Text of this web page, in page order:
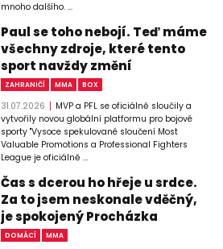
mnoho dalšího. ...
Paul se toho nebojí. Teď máme
všechny zdroje, které tento
sport navždy změní
ZAHRANIČÍ MMA BOX
31.07.2026
MVP a PFL se oficiálně sloučily a
vytvořily novou globální platformu pro bojové
sporty "Vysoce spekulované sloučení Most
Valuable Promotions a Professional Fighters
League je oficiálně ...
Čas s dcerou ho hřeje u srdce.
Za to jsem neskonale vděčný,
je spokojený Procházka
DOMÁCÍ MMA